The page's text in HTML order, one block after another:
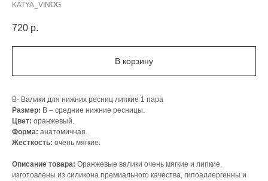
KATYA_VINOG
720 р.
В корзину
В- Валики для нижних ресниц липкие 1 пара
Размер: В – средние нижние ресницы.
Цвет: оранжевый.
Форма: анатомичная.
Жесткость: очень мягкие.
Описание товара: Оранжевые валики очень мягкие и липкие,
изготовлены из силикона премиального качества, гипоаллергенны и